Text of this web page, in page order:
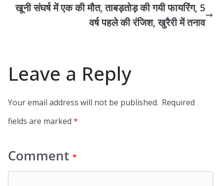
खूनी संघर्ष में एक की मौत, ताबड़तोड़ की गयी फायरिंग, 5
वर्ष पहले की रंजिश, खुरैरी में तनाव
Leave a Reply
Your email address will not be published. Required
fields are marked *
Comment *